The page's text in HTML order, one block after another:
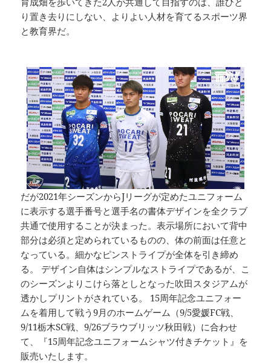
り置き去りにしない、よりよい人材を育てるスポーツ界
と教育界だ。
だが2021年シーズンからJリーグが定めたユニフォーム
に表示する選手番号と選手名の書体デザインを全クラブ
共通で使用することが決まった。表示場所において背中
部分は必須と定められているものの、体の前面は任意と
なっている。細かなピンストライプが全体を引き締め
る。 デザイン自体はシンプルなストライプであるが、こ
のシーズンよりこけら落としとなった吹田スタジアムが
透かしプリントがされている。 15周年記念ユニフォー
ムを着用して戦う9月のホームゲーム（9/5愛媛FC戦、
9/11栃木SC戦、9/26ブラウブリッツ秋田戦）に合わせ
て、『15周年記念ユニフォームシャツ付きチケット』を
販売いたします。